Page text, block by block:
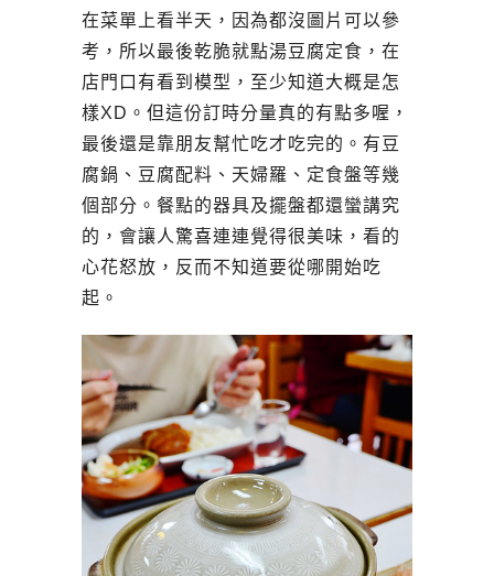
在菜單上看半天，因為都沒圖片可以參
考，所以最後乾脆就點湯豆腐定食，在
店門口有看到模型，至少知道大概是怎
樣XD。但這份訂時分量真的有點多喔，
最後還是靠朋友幫忙吃才吃完的。有豆
腐鍋、豆腐配料、天婦羅、定食盤等幾
個部分。餐點的器具及擺盤都還蠻講究
的，會讓人驚喜連連覺得很美味，看的
心花怒放，反而不知道要從哪開始吃
起。